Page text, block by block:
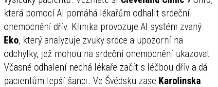
která pomocí AI pomáhá lékařům odhalit srdeční
onemocnění dřív. Klinika provozuje AI systém zvaný
Eko, který analyzuje zvuky srdce a upozorní na
odchylky, jež mohou na srdeční onemocnění ukazovat.
Včasné odhalení nechá lékaře začít s léčbou dřív a dá
pacientům lepší šanci. Ve Švédsku zase Karolinska